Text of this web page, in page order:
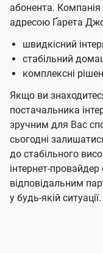
абонента.
адресою Ґарета
швидкісний
стабільний
комплексні
Якщо ви
постачальника
зручним для Вас
сьогодні
до стабільного
інтернет-
відповідальним
у будь-якій ситуації.